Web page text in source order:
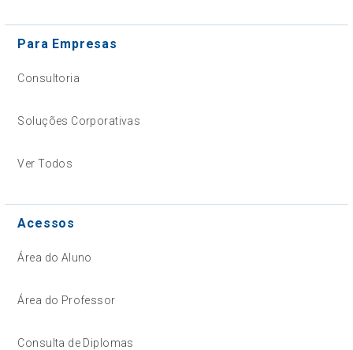
Para Empresas
Consultoria
Soluções Corporativas
Ver Todos
Acessos
Área do Aluno
Área do Professor
Consulta de Diplomas